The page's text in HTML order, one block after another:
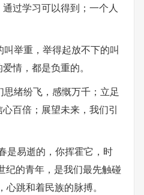
过学习可以得到；一个人
举重，举得起放不下的叫
情，都是负重的。
绪纷飞，感慨万千；立足
百倍；展望未来，我们引
是易逝的，你挥霍它，时
纪的青年，是我们最先触碰
跳和着民族的脉搏。